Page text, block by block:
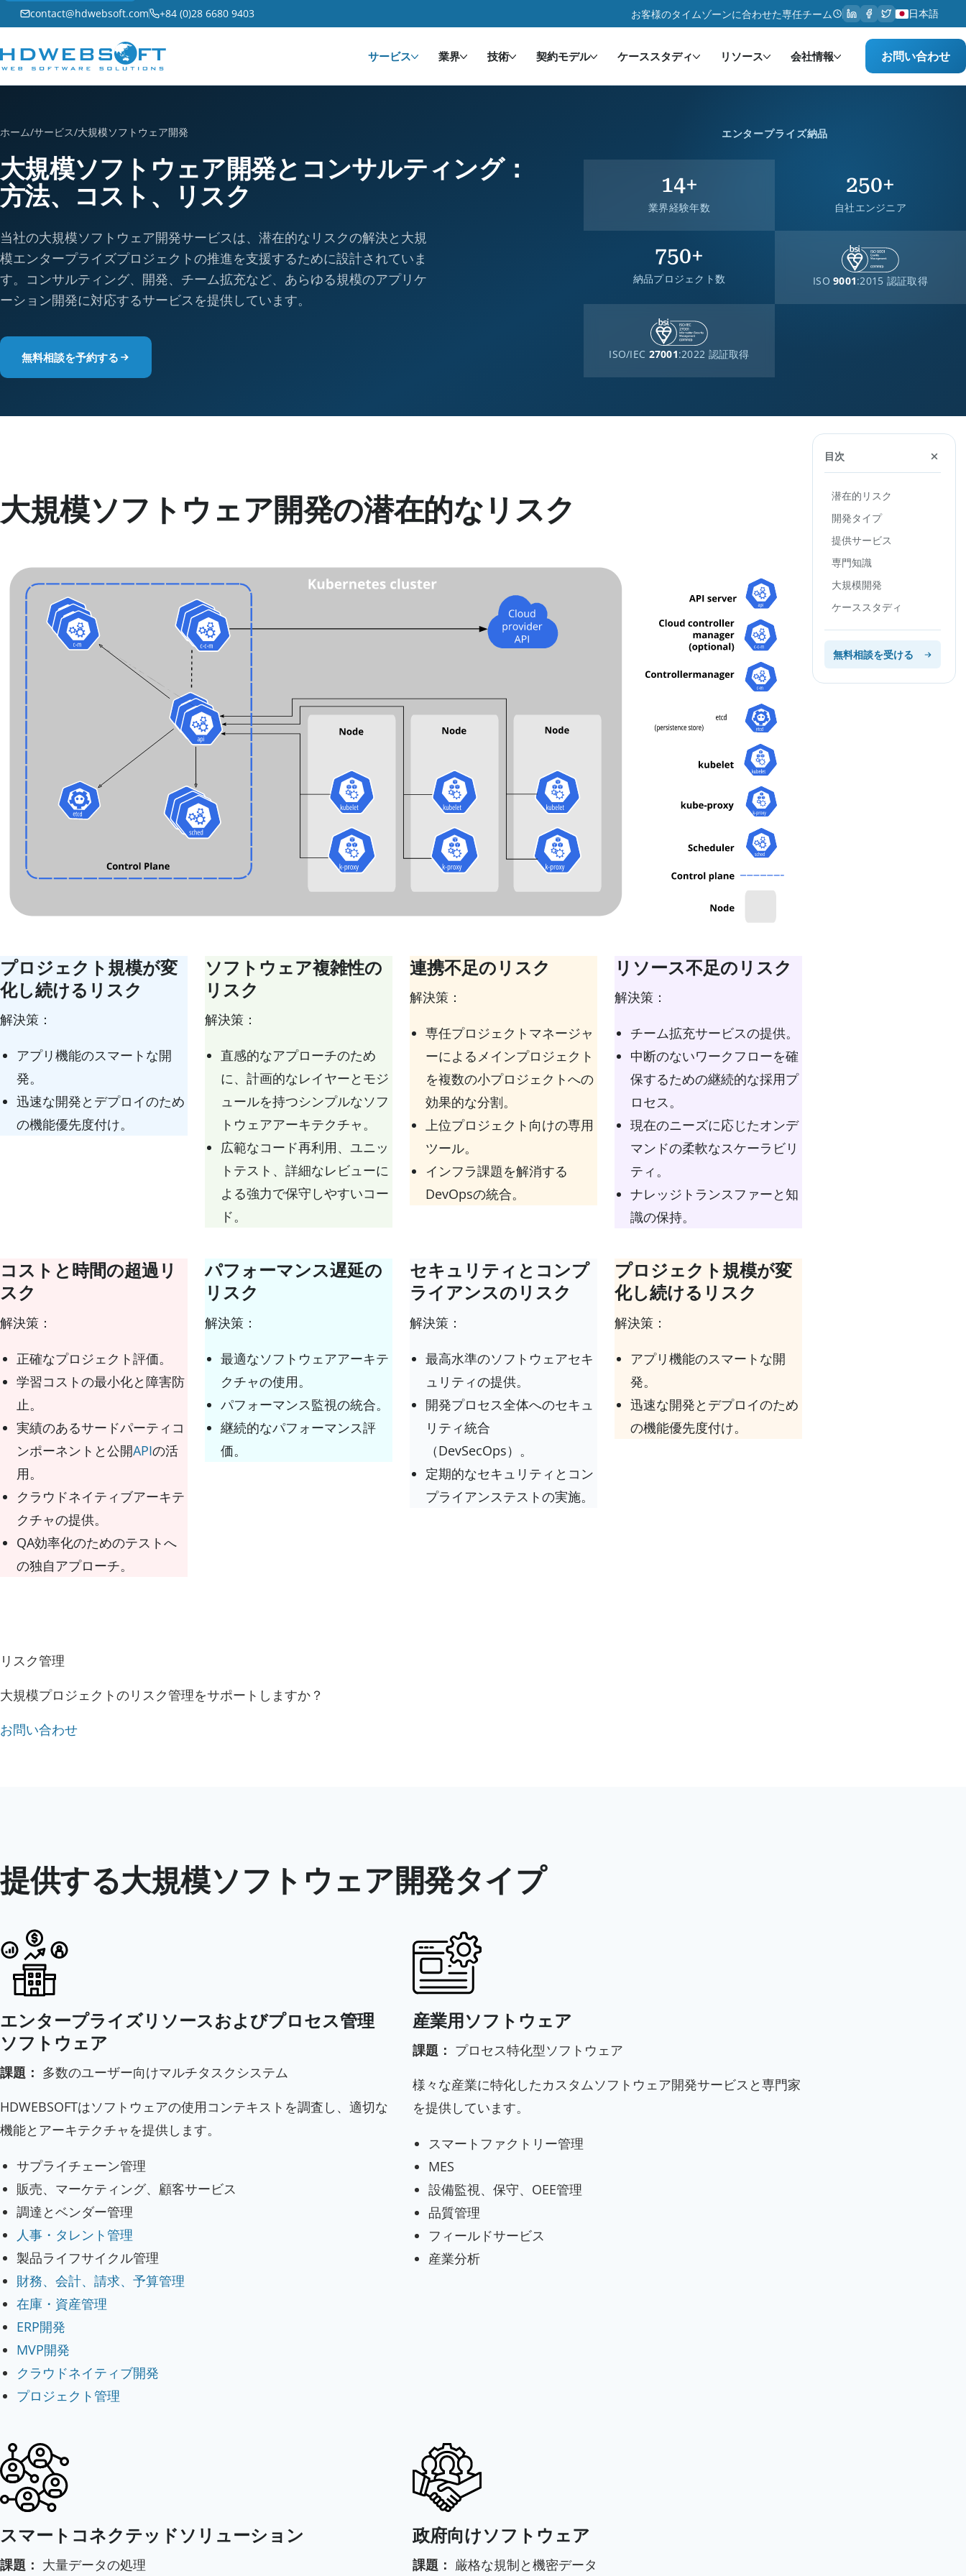
contact@hdwebsoft.com +84 (0)28 6680 9403 お客様のタイムゾーンに合わせた専任チーム 日本語
サービス 業界 技術 契約モデル ケーススタディ リソース 会社情報 お問い合わせ
ホーム/サービス/大規模ソフトウェア開発
大規模ソフトウェア開発とコンサルティング：
方法、コスト、リスク
当社の大規模ソフトウェア開発サービスは、潜在的なリスクの解決と大規
模エンタープライズプロジェクトの推進を支援するために設計されていま
す。コンサルティング、開発、チーム拡充など、あらゆる規模のアプリケ
ーション開発に対応するサービスを提供しています。
無料相談を予約する
エンタープライズ納品
14+
業界経験年数
250+
自社エンジニア
750+
納品プロジェクト数 ISO9001:2015 認証取得
ISO/IEC 27001:2022 認証取得
大規模ソフトウェア開発の潜在的なリスク
プロジェクト規模が変
化し続けるリスク
解決策：
アプリ機能のスマートな開
発。
迅速な開発とデプロイのため
の機能優先度付け。
ソフトウェア複雑性の
リスク
解決策：
直感的なアプローチのため
に、計画的なレイヤーとモジ
ュールを持つシンプルなソフ
トウェアアーキテクチャ。
広範なコード再利用、ユニッ
トテスト、詳細なレビューに
よる強力で保守しやすいコー
ド。
連携不足のリスク
解決策：
専任プロジェクトマネージャ
ーによるメインプロジェクト
を複数の小プロジェクトへの
効果的な分割。
上位プロジェクト向けの専用
ツール。
インフラ課題を解消する
DevOpsの統合。
リソース不足のリスク
解決策：
チーム拡充サービスの提供。
中断のないワークフローを確
保するための継続的な採用プ
ロセス。
現在のニーズに応じたオンデ
マンドの柔軟なスケーラビリ
ティ。
ナレッジトランスファーと知
識の保持。
コストと時間の超過リ
スク
解決策：
正確なプロジェクト評価。
学習コストの最小化と障害防
止。
実績のあるサードパーティコ
ンポーネントと公開APIの活
用。
クラウドネイティブアーキテ
クチャの提供。
QA効率化のためのテストへ
の独自アプローチ。
パフォーマンス遅延の
リスク
解決策：
最適なソフトウェアアーキテ
クチャの使用。
パフォーマンス監視の統合。
継続的なパフォーマンス評
価。
セキュリティとコンプ
ライアンスのリスク
解決策：
最高水準のソフトウェアセキ
ュリティの提供。
開発プロセス全体へのセキュ
リティ統合
（DevSecOps）。
定期的なセキュリティとコン
プライアンステストの実施。
プロジェクト規模が変
化し続けるリスク
解決策：
アプリ機能のスマートな開
発。
迅速な開発とデプロイのため
の機能優先度付け。
リスク管理
大規模プロジェクトのリスク管理をサポートしますか？
お問い合わせ
提供する大規模ソフトウェア開発タイプ
エンタープライズリソースおよびプロセス管理
ソフトウェア
課題： 多数のユーザー向けマルチタスクシステム
HDWEBSOFTはソフトウェアの使用コンテキストを調査し、適切な
機能とアーキテクチャを提供します。
サプライチェーン管理
販売、マーケティング、顧客サービス
調達とベンダー管理
人事・タレント管理
製品ライフサイクル管理
財務、会計、請求、予算管理
在庫・資産管理
ERP開発
MVP開発
クラウドネイティブ開発
プロジェクト管理
産業用ソフトウェア
課題： プロセス特化型ソフトウェア
様々な産業に特化したカスタムソフトウェア開発サービスと専門家
を提供しています。
スマートファクトリー管理
MES
設備監視、保守、OEE管理
品質管理
フィールドサービス
産業分析
スマートコネクテッドソリューション
課題： 大量データの処理
政府向けソフトウェア
課題： 厳格な規制と機密データ
目次
潜在的リスク
開発タイプ
提供サービス
専門知識
大規模開発
ケーススタディ
無料相談を受ける